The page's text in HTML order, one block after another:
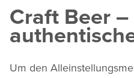
Craft Beer
Um den